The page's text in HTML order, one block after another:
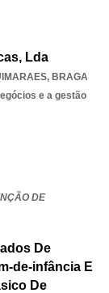
Lda
, BRAGA
e a gestão
DE
De
de-infância E
De